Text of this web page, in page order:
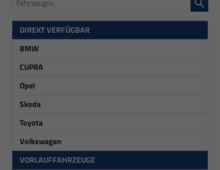
DIREKT VERFÜGBAR
BMW
CUPRA
Opel
Skoda
Toyota
Volkswagen
VORLAUFFAHRZEUGE